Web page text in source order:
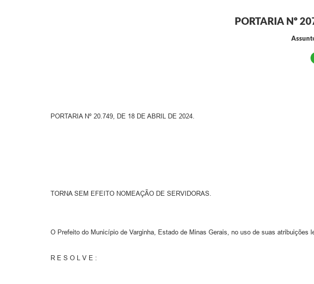
PORTARIA Nº
PORTARIA Nº 20.749, DE 18 DE ABRIL DE 2024.
TORNA SEM EFEITO NOMEAÇÃO DE SERVIDORAS.
O Prefeito do Município de Varginha, Estado de Minas Gerais, no uso de suas
R E S O L V E :